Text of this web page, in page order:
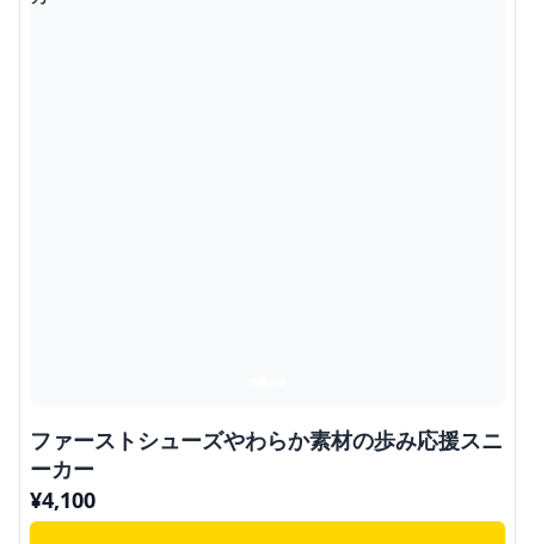
ファーストシューズやわらか素材の歩み応援スニ
ーカー
¥4,100